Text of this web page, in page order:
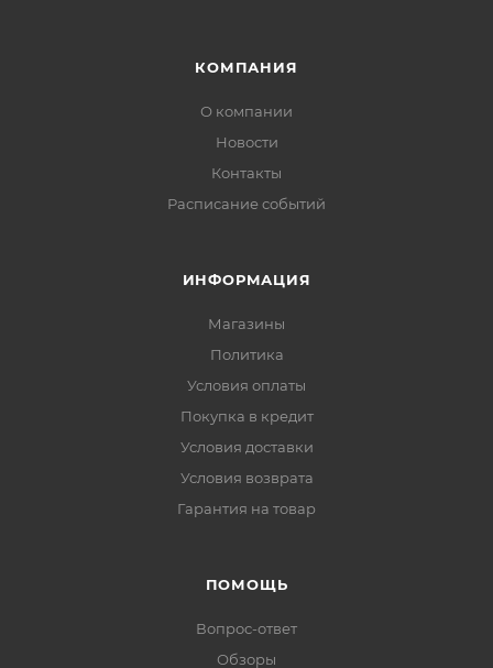
КОМПАНИЯ
О компании
Новости
Контакты
Расписание событий
ИНФОРМАЦИЯ
Магазины
Политика
Условия оплаты
Покупка в кредит
Условия доставки
Условия возврата
Гарантия на товар
ПОМОЩЬ
Вопрос-ответ
Обзоры